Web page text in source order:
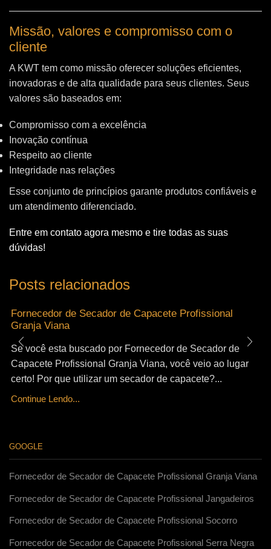
Missão, valores e compromisso com o
cliente
A KWT tem como missão oferecer soluções eficientes,
inovadoras e de alta qualidade para seus clientes. Seus
valores são baseados em:
Compromisso com a excelência
Inovação contínua
Respeito ao cliente
Integridade nas relações
Esse conjunto de princípios garante produtos confiáveis e
um atendimento diferenciado.
Entre em contato agora mesmo e tire todas as suas
dúvidas!
Posts relacionados
Fornecedor de Secador de Capacete Profissional
Granja Viana
Se você esta buscado por Fornecedor de Secador de
Capacete Profissional Granja Viana, você veio ao lugar
certo! Por que utilizar um secador de capacete?...
Continue Lendo...
GOOGLE
Fornecedor de Secador de Capacete Profissional Granja Viana
Fornecedor de Secador de Capacete Profissional Jangadeiros
Fornecedor de Secador de Capacete Profissional Socorro
Fornecedor de Secador de Capacete Profissional Serra Negra